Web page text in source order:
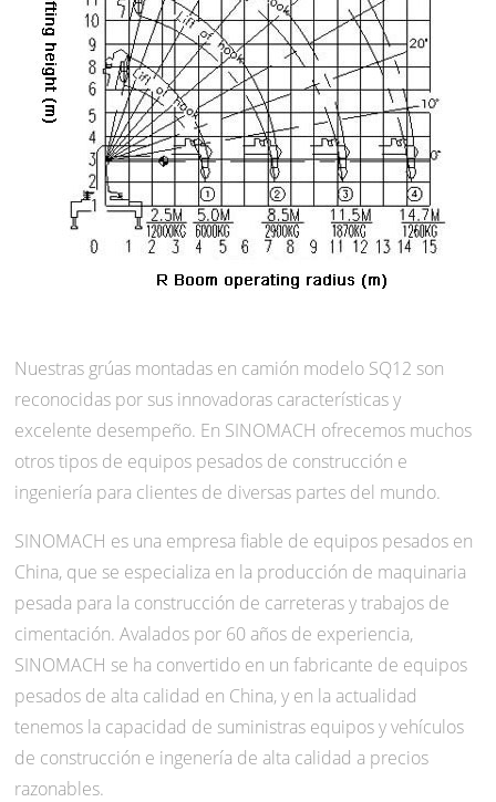
Nuestras grúas montadas en camión modelo SQ12 son
reconocidas por sus innovadoras características y
excelente desempeño. En SINOMACH ofrecemos muchos
otros tipos de equipos pesados de construcción e
ingeniería para clientes de diversas partes del mundo.
SINOMACH es una empresa fiable de equipos pesados en
China, que se especializa en la producción de maquinaria
pesada para la construcción de carreteras y trabajos de
cimentación. Avalados por 60 años de experiencia,
SINOMACH se ha convertido en un fabricante de equipos
pesados de alta calidad en China, y en la actualidad
tenemos la capacidad de suministras equipos y vehículos
de construcción e ingenería de alta calidad a precios
razonables.